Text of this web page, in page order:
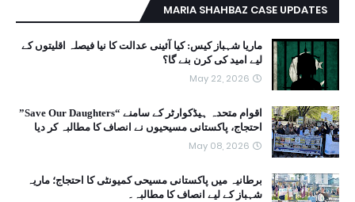
MARIA SHAHBAZ CASE UPDATES
ماریا شہباز کیس: کیا آئینی عدالت کا نیا فیصلہ اقلیتوں کے
لیے امید کی کرن بنے گا؟
May 22, 2026
اقوام متحدہ ہیڈکوارٹر کے سامنے “Save Our Daughters”
احتجاج، پاکستانی مسیحیوں نے انصاف کا مطالبہ کر دیا
May 08, 2026
برطانیہ میں پاکستانی مسیحی کمیونٹی کا احتجاج؛ ماریہ
شہباز کے لیے انصاف کا مطالبہ۔